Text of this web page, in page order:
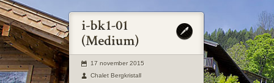
17 november 2015
Chalet Bergkristall